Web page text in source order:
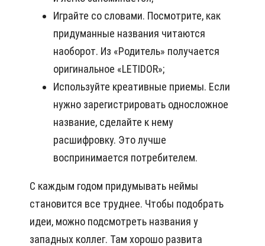
Играйте со словами. Посмотрите, как
придуманные названия читаются
наоборот. Из «Родитель» получается
оригинальное «LETIDOR»;
Используйте креативные приемы. Если
нужно зарегистрировать односложное
название, сделайте к нему
расшифровку. Это лучше
воспринимается потребителем.
С каждым годом придумывать неймы
становится все труднее. Чтобы подобрать
идеи, можно подсмотреть названия у
западных коллег. Там хорошо развита